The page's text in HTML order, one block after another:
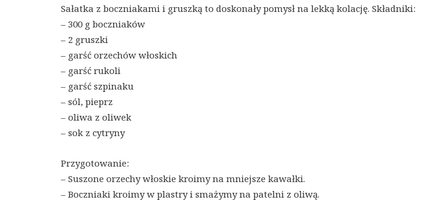
Sałatka z boczniakami i gruszką to doskonały pomysł na lekką kolację. Składniki:
– 300 g boczniaków
– 2 gruszki
– garść orzechów włoskich
– garść rukoli
– garść szpinaku
– sól, pieprz
– oliwa z oliwek
– sok z cytryny
Przygotowanie:
– Suszone orzechy włoskie kroimy na mniejsze kawałki.
– Boczniaki kroimy w plastry i smażymy na patelni z oliwą.